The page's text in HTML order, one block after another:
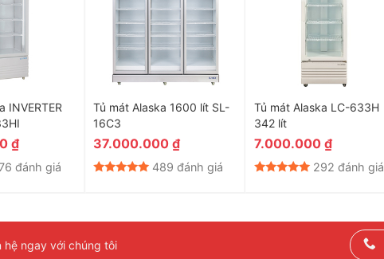
phẩm tiện lợi.
INVERTER
₫
đánh giá
Tủ mát Alaska 1600 lít SL-
16C3
37.000.000 ₫
489 đánh giá
Tủ mát Alaska LC-633H
342 lít
7.000.000 ₫
292 đánh giá
hệ ngay với chúng tôi